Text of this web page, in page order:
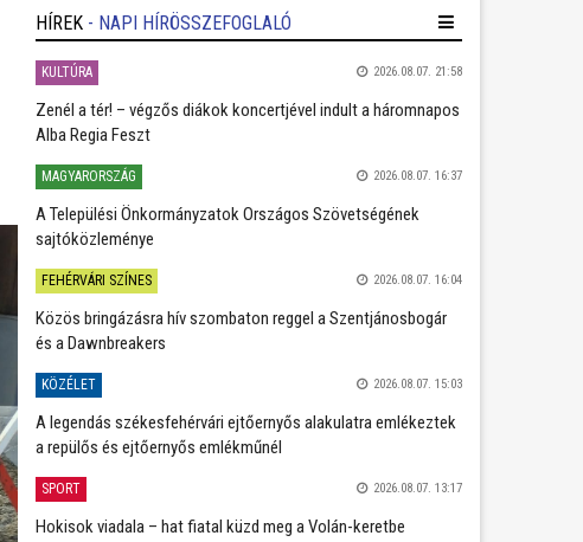
HÍREK - NAPI HÍRÖSSZEFOGLALÓ
KULTÚRA 2026.08.07. 21:58
Zenél a tér! – végzős diákok koncertjével indult a háromnapos
Alba Regia Feszt
MAGYARORSZÁG 2026.08.07. 16:37
A Települési Önkormányzatok Országos Szövetségének
sajtóközleménye
FEHÉRVÁRI SZÍNES 2026.08.07. 16:04
Közös bringázásra hív szombaton reggel a Szentjánosbogár
és a Dawnbreakers
KÖZÉLET 2026.08.07. 15:03
A legendás székesfehérvári ejtőernyős alakulatra emlékeztek
a repülős és ejtőernyős emlékműnél
SPORT 2026.08.07. 13:17
Hokisok viadala – hat fiatal küzd meg a Volán-keretbe